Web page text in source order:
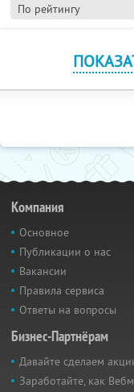
По рейтингу
Компания
Основное
Публикации о нас
Вакансии
Правила сервиса
Ответы на вопросы
Бизнес-Партнёрам
Давайте сделаем
Заработайте, как